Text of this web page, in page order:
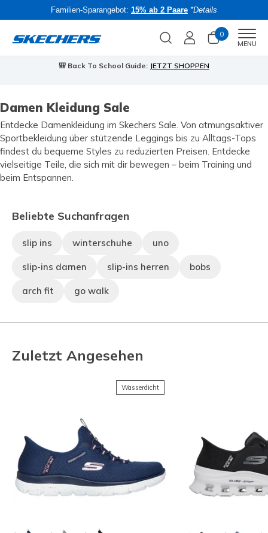
Familien-Sparangebot: 15% ab 2 Paare *Details
0
MENU
🎒 Back To School Guide: JETZT SHOPPEN
Damen Kleidung Sale
Entdecke Damenkleidung im Skechers Sale. Von atmungsaktiver
Sportbekleidung über stützende Leggings bis zu Alltags-Tops
findest du bequeme Styles zu reduzierten Preisen. Entdecke
vielseitige Teile, die sich mit dir bewegen – beim Training und
beim Entspannen.
Beliebte Suchanfragen
slip ins winterschuhe uno
slip-ins damen slip-ins herren bobs
arch fit go walk
Zuletzt Angesehen
Wasserdicht